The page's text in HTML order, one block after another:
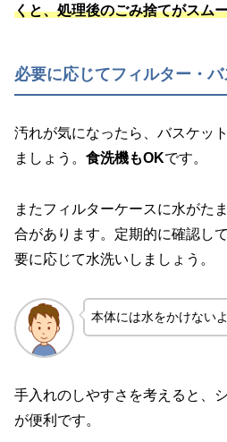
くと、処理後のごみ捨てがスム
必要に応じてフィルター・
汚れが気になったら、バスケッ
ましょう。 食洗機もOKです。
またフィルターケースに水がた
合があります。定期的に確認し
要に応じて水洗いしましょう。
本体には水をかけない
手入れのしやすさを考えると、
が便利です。